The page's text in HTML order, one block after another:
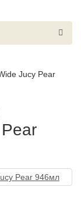
Jucy Pear